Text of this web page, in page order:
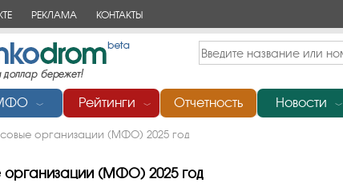
РЕКЛАМА КОНТАКТЫ
﹀ Рейтинги ﹀ Отчетность Новости ﹀
организации (МФО) 2025 год
(МФО) 2025 год